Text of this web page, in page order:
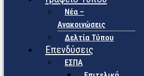
Νέα –
Ανακοινώσεις
Δελτία Τύπου
Επενδύσεις
ΕΣΠΑ